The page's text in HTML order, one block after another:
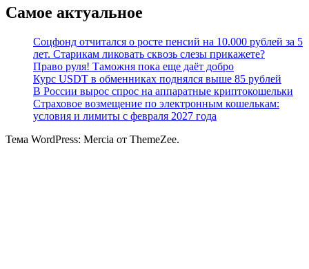
Самое актуальное
Соцфонд отчитался о росте пенсий на 10.000 рублей за 5
лет. Старикам ликовать сквозь слезы прикажете?
Право руля! Таможня пока еще даёт добро
Курс USDT в обменниках поднялся выше 85 рублей
В России вырос спрос на аппаратные криптокошельки
Страховое возмещение по электронным кошелькам:
условия и лимиты с февраля 2027 года
Тема WordPress: Mercia от ThemeZee.